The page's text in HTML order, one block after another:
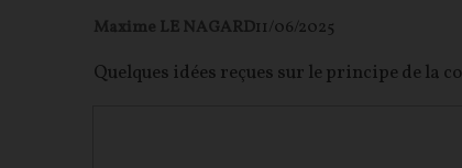
Maxime LE NAGARD11/06/2025
Quelques idées reçues sur le principe de la